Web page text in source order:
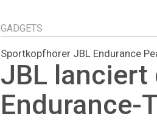
GADGETS
Sportkopfhörer JBL Endurance
JBL lanciert
Endurance-